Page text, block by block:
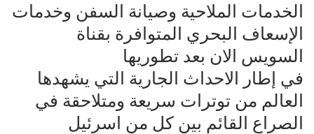
الخدمات الملاحية وصيانة السفن وخدمات
الإسعاف البحري المتوافرة بقناة
السويس الان بعد تطوريها
في إطار الاحداث الجارية التي يشهدها
العالم من توترات سريعة ومتلاحقة في
الصراع القائم بين كل من اسرئيل